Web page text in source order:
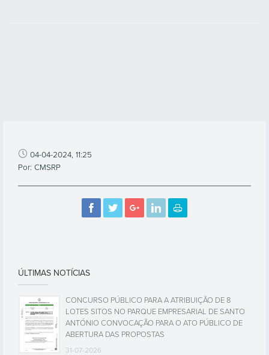
04-04-2024, 11:25
Por: CMSRP
ÚLTIMAS NOTÍCIAS
CONCURSO PÚBLICO PARA A ATRIBUIÇÃO DE 8
LOTES SITOS NO PARQUE EMPRESARIAL DE SANTO
ANTÓNIO CONVOCAÇÃO PARA O ATO PÚBLICO DE
ABERTURA DAS PROPOSTAS
31-07-2026